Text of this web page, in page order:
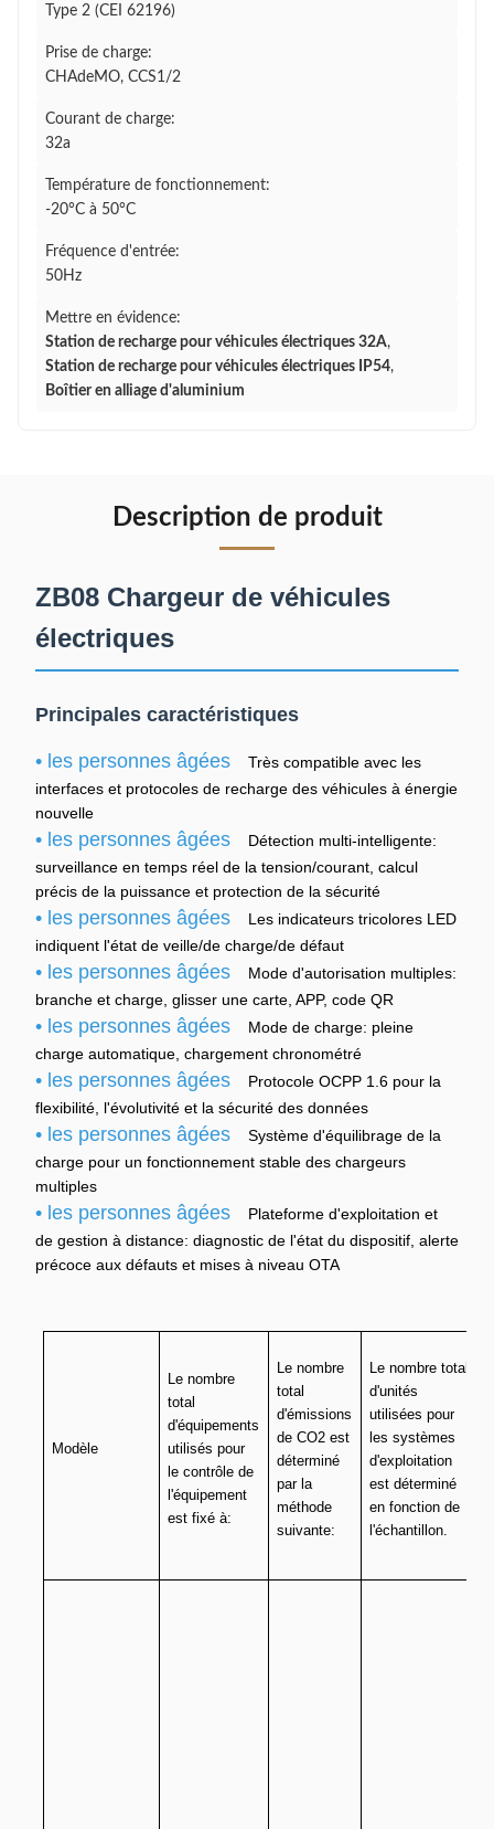
Type 2 (CEI 62196)
Prise de charge:
CHAdeMO, CCS1/2
Courant de charge:
32a
Température de fonctionnement:
-20°C à 50°C
Fréquence d'entrée:
50Hz
Mettre en évidence:
Station de recharge pour véhicules électriques 32A,
Station de recharge pour véhicules électriques IP54,
Boîtier en alliage d'aluminium
Description de produit
ZB08 Chargeur de véhicules
électriques
Principales caractéristiques
• les personnes âgées
Très compatible avec les
interfaces et protocoles de recharge des véhicules à énergie
nouvelle
• les personnes âgées
Détection multi-intelligente:
surveillance en temps réel de la tension/courant, calcul
précis de la puissance et protection de la sécurité
• les personnes âgées
Les indicateurs tricolores LED
indiquent l'état de veille/de charge/de défaut
• les personnes âgées
Mode d'autorisation multiples:
branche et charge, glisser une carte, APP, code QR
• les personnes âgées
Mode de charge: pleine
charge automatique, chargement chronométré
• les personnes âgées
Protocole OCPP 1.6 pour la
flexibilité, l'évolutivité et la sécurité des données
• les personnes âgées
Système d'équilibrage de la
charge pour un fonctionnement stable des chargeurs
multiples
• les personnes âgées
Plateforme d'exploitation et
de gestion à distance: diagnostic de l'état du dispositif, alerte
précoce aux défauts et mises à niveau OTA
Modèle
Le nombre
total
d'équipements
utilisés pour
le contrôle de
l'équipement
est fixé à:
Le nombre
total
d'émissions
de CO2 est
déterminé
par la
méthode
suivante:
Le nombre total
d'unités
utilisées pour
les systèmes
d'exploitation
est déterminé
en fonction de
l'échantillon.